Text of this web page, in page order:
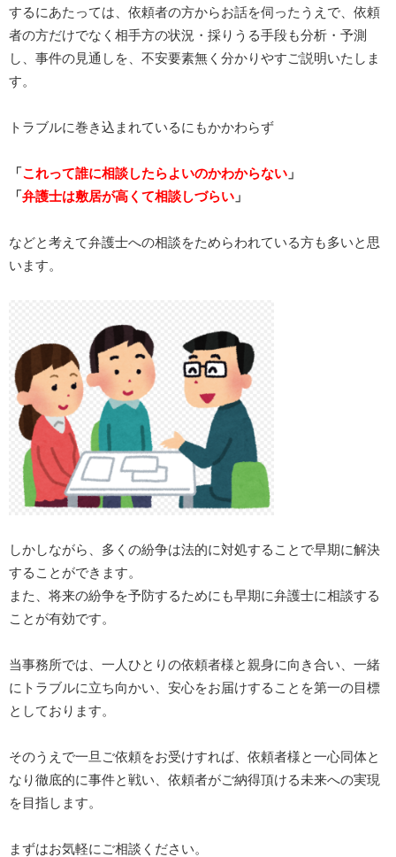
するにあたっては、依頼者の方からお話を伺ったうえで、依頼
者の方だけでなく相手方の状況・採りうる手段も分析・予測
し、事件の見通しを、不安要素無く分かりやすご説明いたしま
す。
トラブルに巻き込まれているにもかかわらず
「 これって誰に相談したらよいのかわからない 」
「 弁護士は敷居が高くて相談しづらい 」
などと考えて弁護士への相談をためらわれている方も多いと思
います。
しかしながら、多くの紛争は法的に対処することで早期に解決
することができます。
また、将来の紛争を予防するためにも早期に弁護士に相談する
ことが有効です。
当事務所では、一人ひとりの依頼者様と親身に向き合い、一緒
にトラブルに立ち向かい、安心をお届けすることを第一の目標
としております。
そのうえで一旦ご依頼をお受けすれば、依頼者様と一心同体と
なり徹底的に事件と戦い、依頼者がご納得頂ける未来への実現
を目指します。
まずはお気軽にご相談ください。